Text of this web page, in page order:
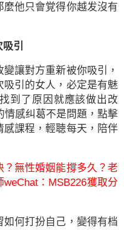
他只會覚得你越发沒有
引
讓對方重新被你吸引，
引的女人，必定是有魅
到了原因就應該做出改
情感纠葛不是問題，點擊
課程，輕聴每天，陪伴
？無性婚姻能撐多久？老
：MSB226獲取分
何打扮自己，變得有档